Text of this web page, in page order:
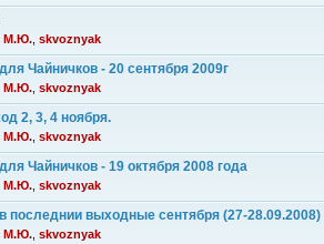
М.Ю. skvoznyak
Чайничков - 20 сентября 2009г
М.Ю. skvoznyak
2, 3, 4 ноября.
М.Ю. skvoznyak
Чайничков - 19 октября 2008 года
М.Ю. skvoznyak
последнии выходные сентября (27-28.09.2008)
М.Ю. skvoznyak